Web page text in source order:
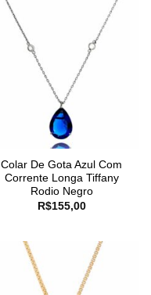
Colar De Gota Azul Com
Corrente Longa Tiffany
Rodio Negro
R$155,00